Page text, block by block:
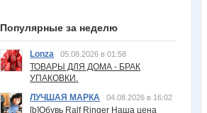
Популярные за неделю
Lonza 05.08.2026 в 01:58
ТОВАРЫ ДЛЯ ДОМА - БРАК
УПАКОВКИ.
ЛУЧШАЯ МАРКА
04.08.2026 в 16:02
[b]Обувь Ralf Ringer Наша цена